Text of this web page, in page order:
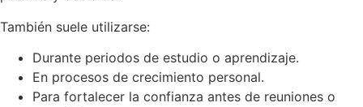
También suele utilizarse:
Durante periodos de estudio o aprendizaje.
En procesos de crecimiento personal.
Para fortalecer la confianza antes de reuniones o